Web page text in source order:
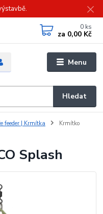
Menu
Hledat
0 ks
za 0,00 Kč
feeder | Krmítka
Krmítko
Splash